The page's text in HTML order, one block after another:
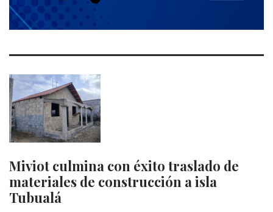
Miviot culmina con éxito traslado de
materiales de construcción a isla
Tubualá